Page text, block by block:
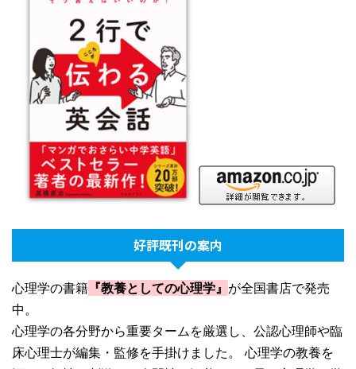
好評既刊の案内
心理学の書籍 『教養としての心理学』 が全国書店で発売
中。
心理学の各分野から重要タームを厳選し、公認心理師や臨
床心理士が編集・監修を手掛けました。 心理学の教養を